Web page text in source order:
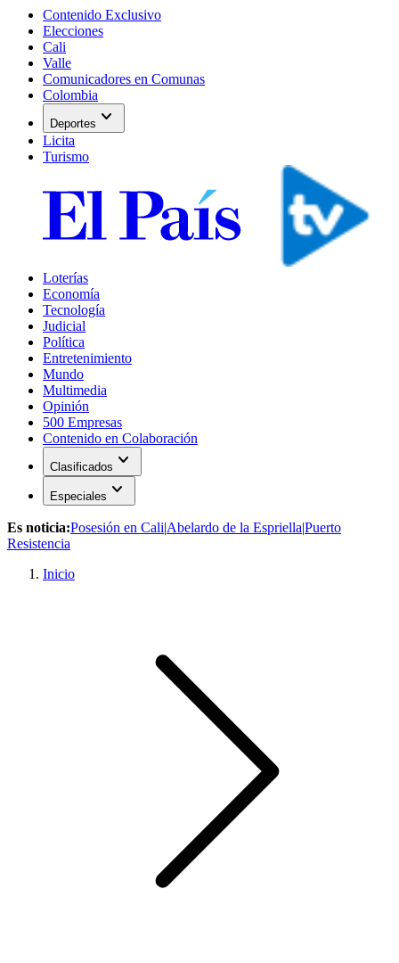
Contenido Exclusivo
Elecciones
Cali
Valle
Comunicadores en Comunas
Colombia
Deportes expand_more
Licita
Turismo
Loterías
Economía
Tecnología
Judicial
Política
Entretenimiento
Mundo
Multimedia
Opinión
500 Empresas
Contenido en Colaboración
Clasificados expand_more
Especiales expand_more
Es noticia:Posesión en Cali|Abelardo de la Espriella|Puerto
Resistencia
Inicio